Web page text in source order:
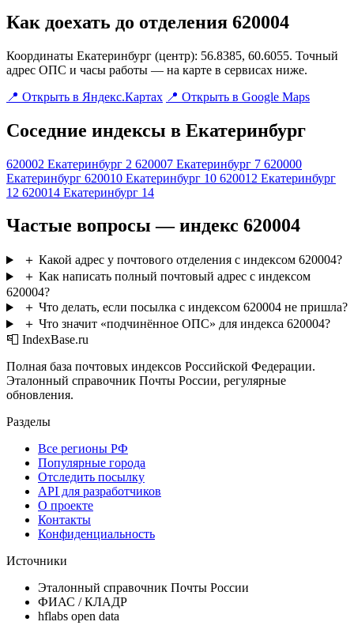
Как доехать до отделения 620004
Координаты Екатеринбург (центр): 56.8385, 60.6055. Точный
адрес ОПС и часы работы — на карте в сервисах ниже.
📍 Открыть в Яндекс.Картах 📍 Открыть в Google Maps
Соседние индексы в Екатеринбург
620002 Екатеринбург 2 620007 Екатеринбург 7 620000
Екатеринбург 620010 Екатеринбург 10 620012 Екатеринбург
12 620014 Екатеринбург 14
Частые вопросы — индекс 620004
＋ Какой адрес у почтового отделения с индексом 620004?
＋ Как написать полный почтовый адрес с индексом
620004?
＋ Что делать, если посылка с индексом 620004 не пришла?
＋ Что значит «подчинённое ОПС» для индекса 620004?
📮 IndexBase.ru
Полная база почтовых индексов Российской Федерации.
Эталонный справочник Почты России, регулярные
обновления.
Разделы
Все регионы РФ
Популярные города
Отследить посылку
API для разработчиков
О проекте
Контакты
Конфиденциальность
Источники
Эталонный справочник Почты России
ФИАС / КЛАДР
hflabs open data